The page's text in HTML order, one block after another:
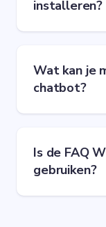
installeren?
Wat kan je
chatbot?
Is de FAQ
gebruiken?